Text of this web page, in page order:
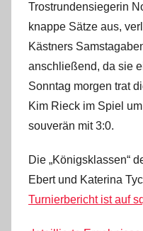
Trostrundensiegerin
knappe Sätze aus,
Kästners
anschließend, da sie
Sonntag morgen trat
Kim Rieck im Spiel
souverän mit 3:0.
Die „Königsklassen“
Ebert und Katerina
Turnierbericht ist auf